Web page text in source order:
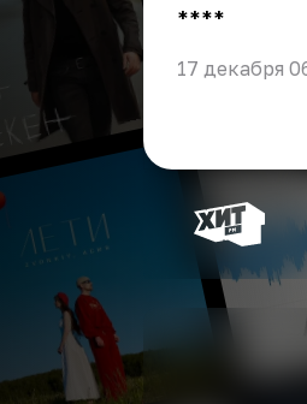
** **
17 декабря